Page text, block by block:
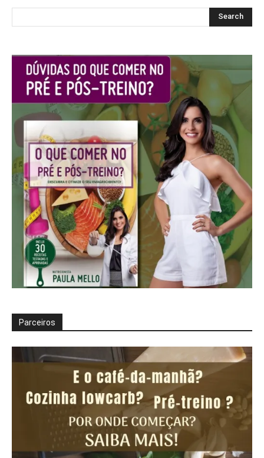
Parceiros